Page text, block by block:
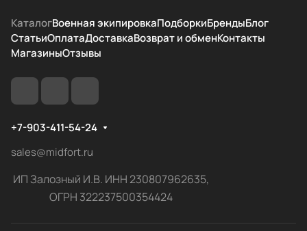
КаталогВоенная экипировкаПодборкиБрендыБлог
СтатьиОплатаДоставкаВозврат и обменКонтакты
МагазиныОтзывы
+7-903-411-54-24
sales@midfort.ru
ИП Залозный И.В. ИНН 230807962635,
ОГРН 322237500354424